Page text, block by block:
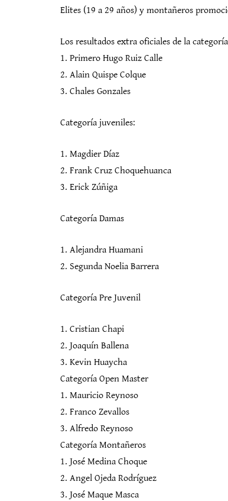
Elites (19 a 29 años) y montañeros
Los resultados extra oficiales de la
1. Primero Hugo Ruiz Calle
2. Alain Quispe Colque
3. Chales Gonzales
Categoría juveniles:
1. Magdier Díaz
2. Frank Cruz Choquehuanca
3. Erick Zúñiga
Categoría Damas
1. Alejandra Huamani
2. Segunda Noelia Barrera
Categoría Pre Juvenil
1. Cristian Chapi
2. Joaquín Ballena
3. Kevin Huaycha
Categoría Open Master
1. Mauricio Reynoso
2. Franco Zevallos
3. Alfredo Reynoso
Categoría Montañeros
1. José Medina Choque
2. Angel Ojeda Rodríguez
3. José Maque Masca